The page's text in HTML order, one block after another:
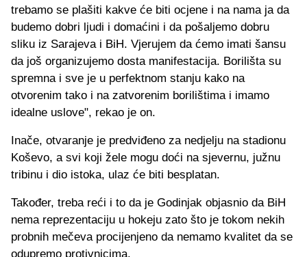
trebamo se plašiti kakve će biti ocjene i na nama ja da
budemo dobri ljudi i domaćini i da pošaljemo dobru
sliku iz Sarajeva i BiH. Vjerujem da ćemo imati šansu
da još organizujemo dosta manifestacija. Borilišta su
spremna i sve je u perfektnom stanju kako na
otvorenim tako i na zatvorenim borilištima i imamo
idealne uslove", rekao je on.
Inače, otvaranje je predviđeno za nedjelju na stadionu
Koševo, a svi koji žele mogu doći na sjevernu, južnu
tribinu i dio istoka, ulaz će biti besplatan.
Također, treba reći i to da je Godinjak objasnio da BiH
nema reprezentaciju u hokeju zato što je tokom nekih
probnih mečeva procijenjeno da nemamo kvalitet da se
odupremo protivnicima.